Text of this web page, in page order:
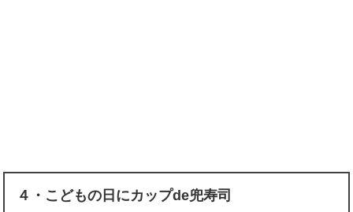
４・こどもの日にカップde兜寿司